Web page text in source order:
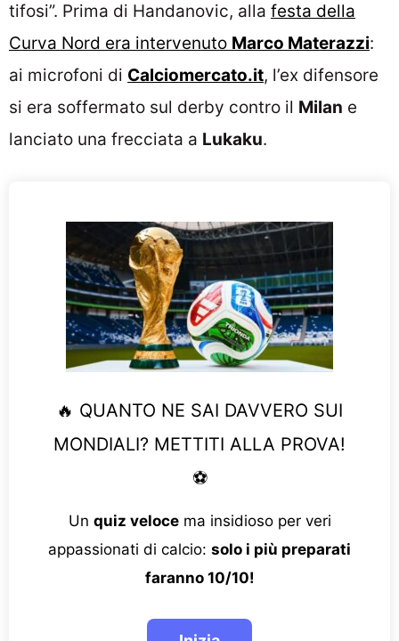
tifosi”. Prima di Handanovic, alla festa della
Curva Nord era intervenuto Marco Materazzi:
ai microfoni di Calciomercato.it, l’ex difensore
si era soffermato sul derby contro il Milan e
lanciato una frecciata a Lukaku.
🔥 QUANTO NE SAI DAVVERO SUI
MONDIALI? METTITI ALLA PROVA!
⚽
Un quiz velocema insidioso per veri
appassionati di calcio: solo i più preparati
faranno 10/10!